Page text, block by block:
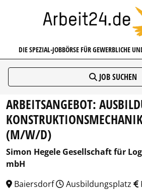
DIE SPEZIAL-JOBBÖRSE FÜR GEWERBLICHE
JOB SUCHEN
ARBEITSANGEBOT:
(M/W/D)
Simon Hegele Gesellschaft für
mbH
Baiersdorf
Ausbildungsplatz